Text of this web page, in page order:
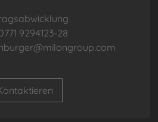
9294123-28